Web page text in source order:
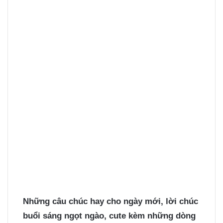
Những câu chúc hay cho ngày mới, lời chúc
buổi sáng ngọt ngào, cute kèm những dòng